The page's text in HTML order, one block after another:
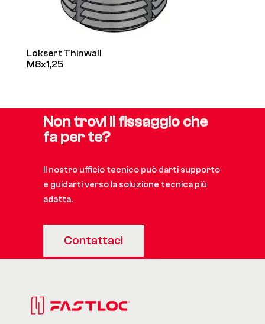
Loksert Thinwall
M8x1,25
Non trovi il fissaggio che
fa per te?
Il nostro ufficio tecnico può darti supporto
e guidarti verso la soluzione tecnica più
adatta.
Contattaci